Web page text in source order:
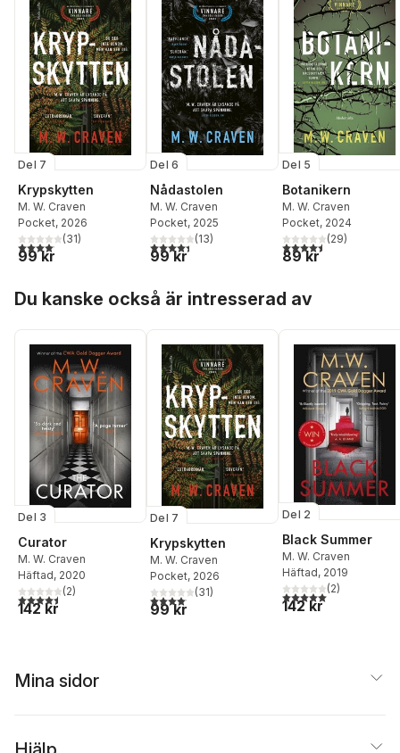
Del 7
Krypskytten
M. W. Craven
Pocket, 2026
4,1utav 5 stjärnor. Totalt antal röster:
(31)
99 kr
Del 6
Nådastolen
M. W. Craven
Pocket, 2025
4,4utav 5 stjärnor. Totalt antal röster:
(13)
99 kr
Del 5
Botanikern
M. W. Craven
Pocket, 2024
4,5utav 5 stjärnor.
(29)
89 kr
Du kanske också är intresserad av
Del 3
Curator
M. W. Craven
Häftad, 2020
4,5utav 5 stjärnor. Totalt antal röster:
(2)
142 kr
Del 7
Krypskytten
M. W. Craven
Pocket, 2026
4,1utav 5 stjärnor. Totalt antal röster:
(31)
99 kr
Del 2
Black Summer
M. W. Craven
Häftad, 2019
5,0utav 5 stjärnor.
(2)
142 kr
Mina sidor